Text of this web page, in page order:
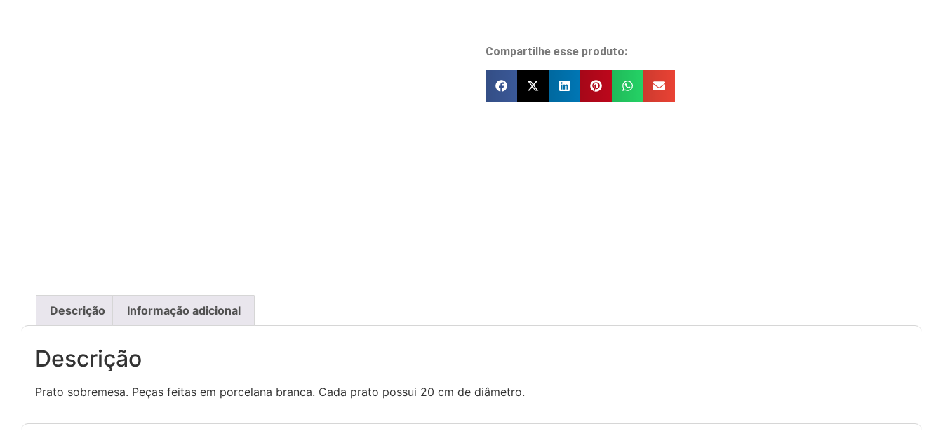
Compartilhe esse produto:
Descrição Informação adicional
Descrição
Prato sobremesa. Peças feitas em porcelana branca. Cada prato possui 20 cm de diâmetro.